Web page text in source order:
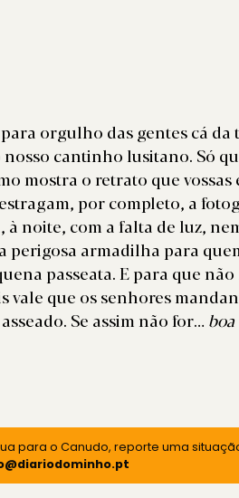
orgulho das gentes cá
nosso cantinho lusitano. Só
mostra o retrato que
por completo, a
à noite, com a falta de luz,
perigosa armadilha para
passeata. E para que
vale que os senhores
Se assim não for… boa
para o Canudo, reporte uma